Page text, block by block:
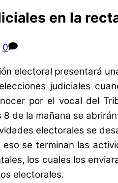
en la
0
electoral presentará
judiciales
por el vocal del
8 de la mañana se
electorales se
se terminan las
los cuales los
electorales.